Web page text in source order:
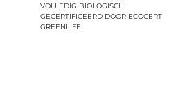
VOLLEDIG BIOLOGISCH
GECERTIFICEERD DOOR ECOCERT
GREENLIFE!